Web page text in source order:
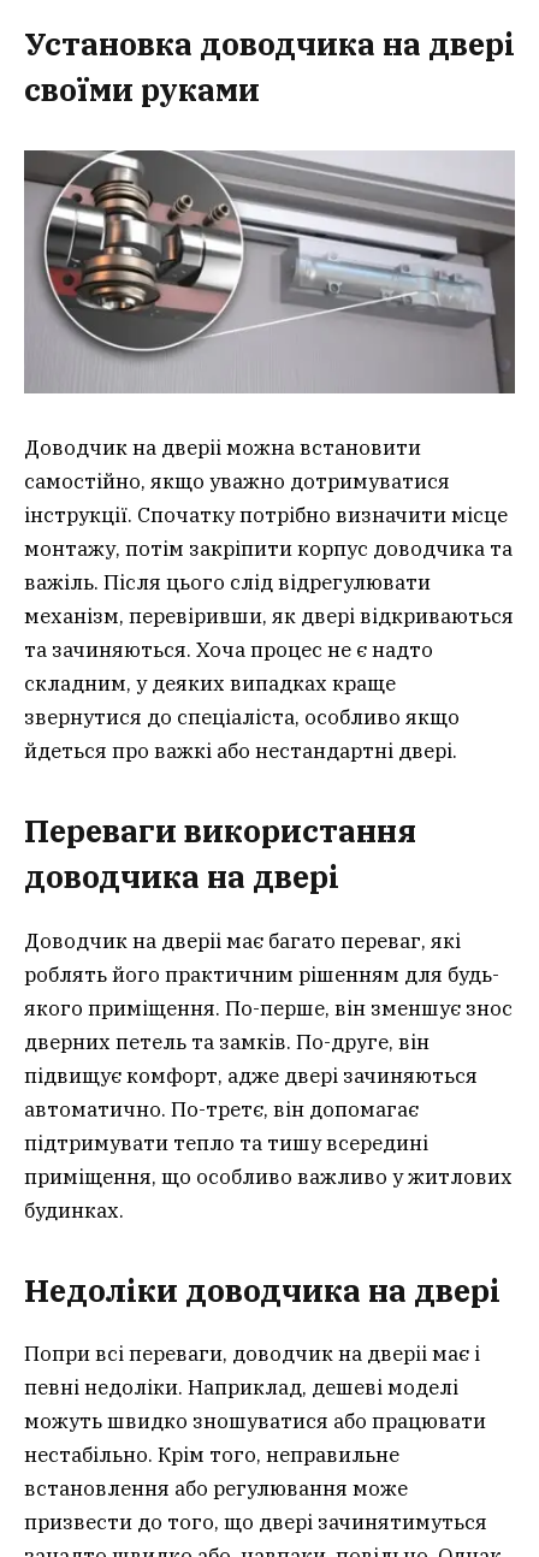
Установка доводчика на двері
своїми руками
Доводчик на дверіі можна встановити
самостійно, якщо уважно дотримуватися
інструкції. Спочатку потрібно визначити місце
монтажу, потім закріпити корпус доводчика та
важіль. Після цього слід відрегулювати
механізм, перевіривши, як двері відкриваються
та зачиняються. Хоча процес не є надто
складним, у деяких випадках краще
звернутися до спеціаліста, особливо якщо
йдеться про важкі або нестандартні двері.
Переваги використання
доводчика на двері
Доводчик на дверіі має багато переваг, які
роблять його практичним рішенням для будь-
якого приміщення. По-перше, він зменшує знос
дверних петель та замків. По-друге, він
підвищує комфорт, адже двері зачиняються
автоматично. По-третє, він допомагає
підтримувати тепло та тишу всередині
приміщення, що особливо важливо у житлових
будинках.
Недоліки доводчика на двері
Попри всі переваги, доводчик на дверіі має і
певні недоліки. Наприклад, дешеві моделі
можуть швидко зношуватися або працювати
нестабільно. Крім того, неправильне
встановлення або регулювання може
призвести до того, що двері зачинятимуться